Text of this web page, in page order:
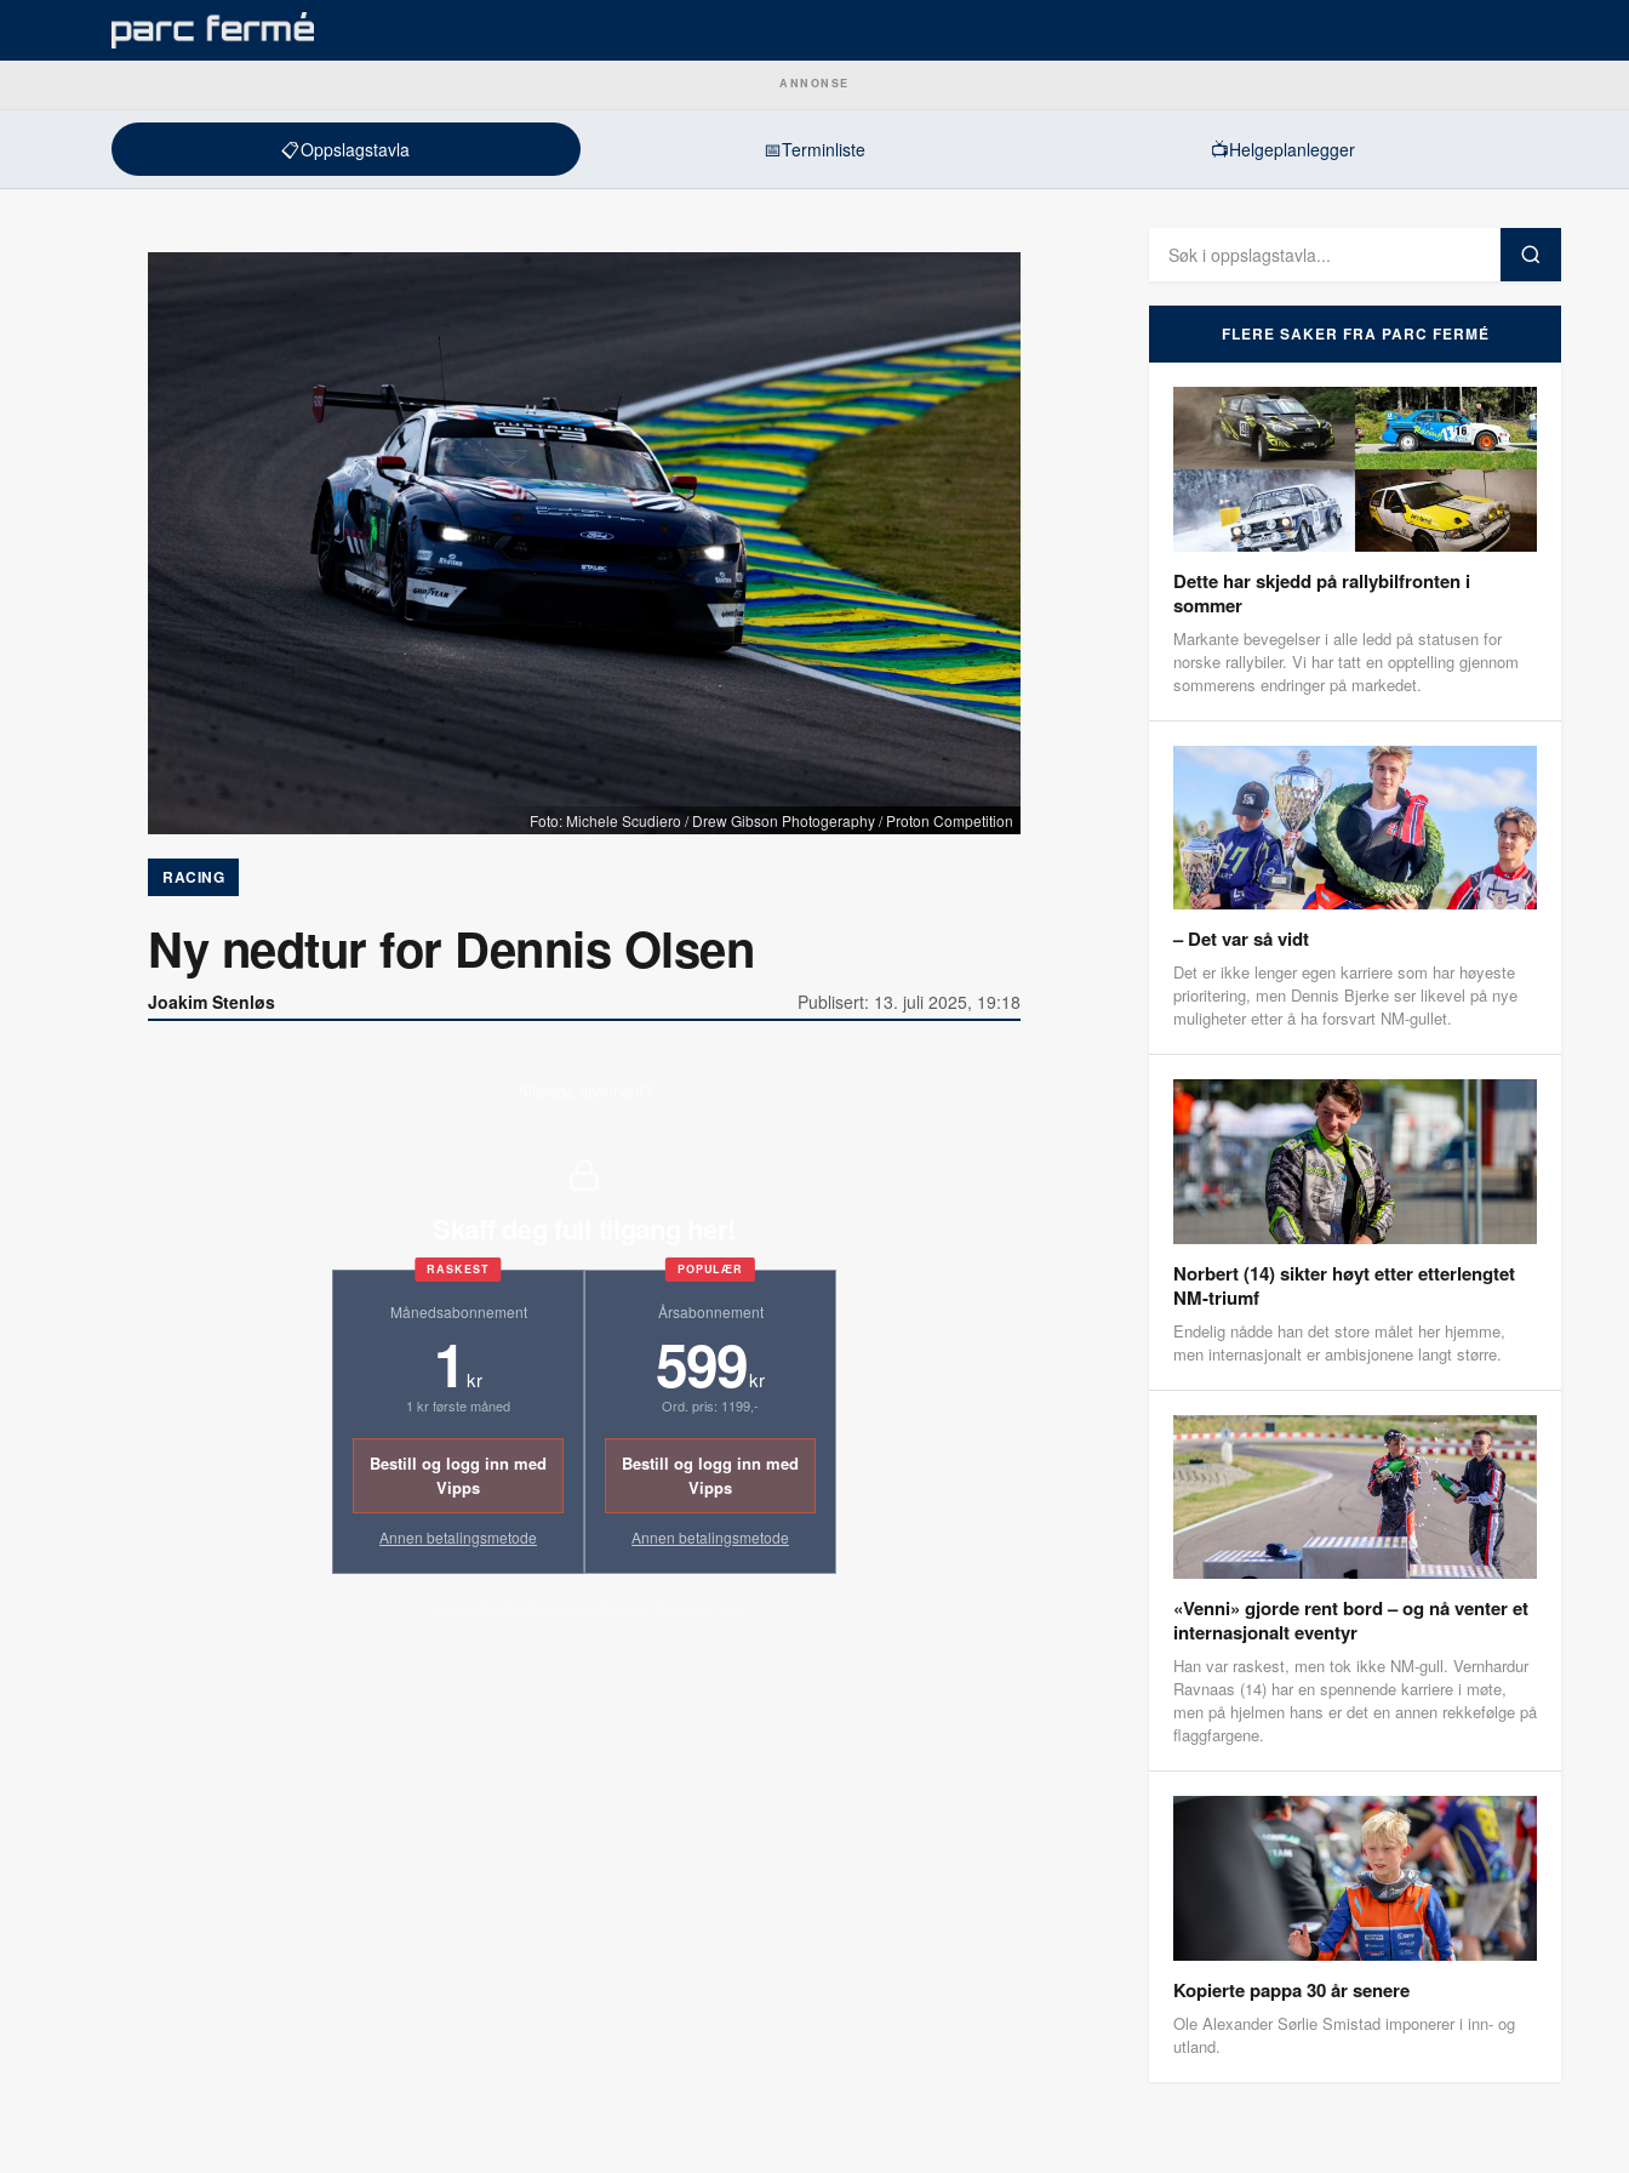
ANNONSE
📋Oppslagstavla 📅Terminliste 📺Helgeplanlegger
Foto: Michele Scudiero / Drew Gibson Photogeraphy / Proton Competition
RACING
Ny nedtur for Dennis Olsen
Joakim Stenløs Publisert: 13. juli 2025, 19:18
RASKEST
Månedsabonnement
1 kr
1 kr første måned
Bestill og logg inn med
Vipps
Annen betalingsmetode
POPULÆR
Årsabonnement
599kr
Ord. pris: 1199,-
Bestill og logg inn med
Vipps
Annen betalingsmetode
FLERE SAKER FRA PARC FERMÉ
Dette har skjedd på rallybilfronten i
sommer
Markante bevegelser i alle ledd på statusen for
norske rallybiler. Vi har tatt en opptelling gjennom
sommerens endringer på markedet.
– Det var så vidt
Det er ikke lenger egen karriere som har høyeste
prioritering, men Dennis Bjerke ser likevel på nye
muligheter etter å ha forsvart NM-gullet.
Norbert (14) sikter høyt etter etterlengtet
NM-triumf
Endelig nådde han det store målet her hjemme,
men internasjonalt er ambisjonene langt større.
«Venni» gjorde rent bord – og nå venter et
internasjonalt eventyr
Han var raskest, men tok ikke NM-gull. Vernhardur
Ravnaas (14) har en spennende karriere i møte,
men på hjelmen hans er det en annen rekkefølge på
flaggfargene.
Kopierte pappa 30 år senere
Ole Alexander Sørlie Smistad imponerer i inn- og
utland.